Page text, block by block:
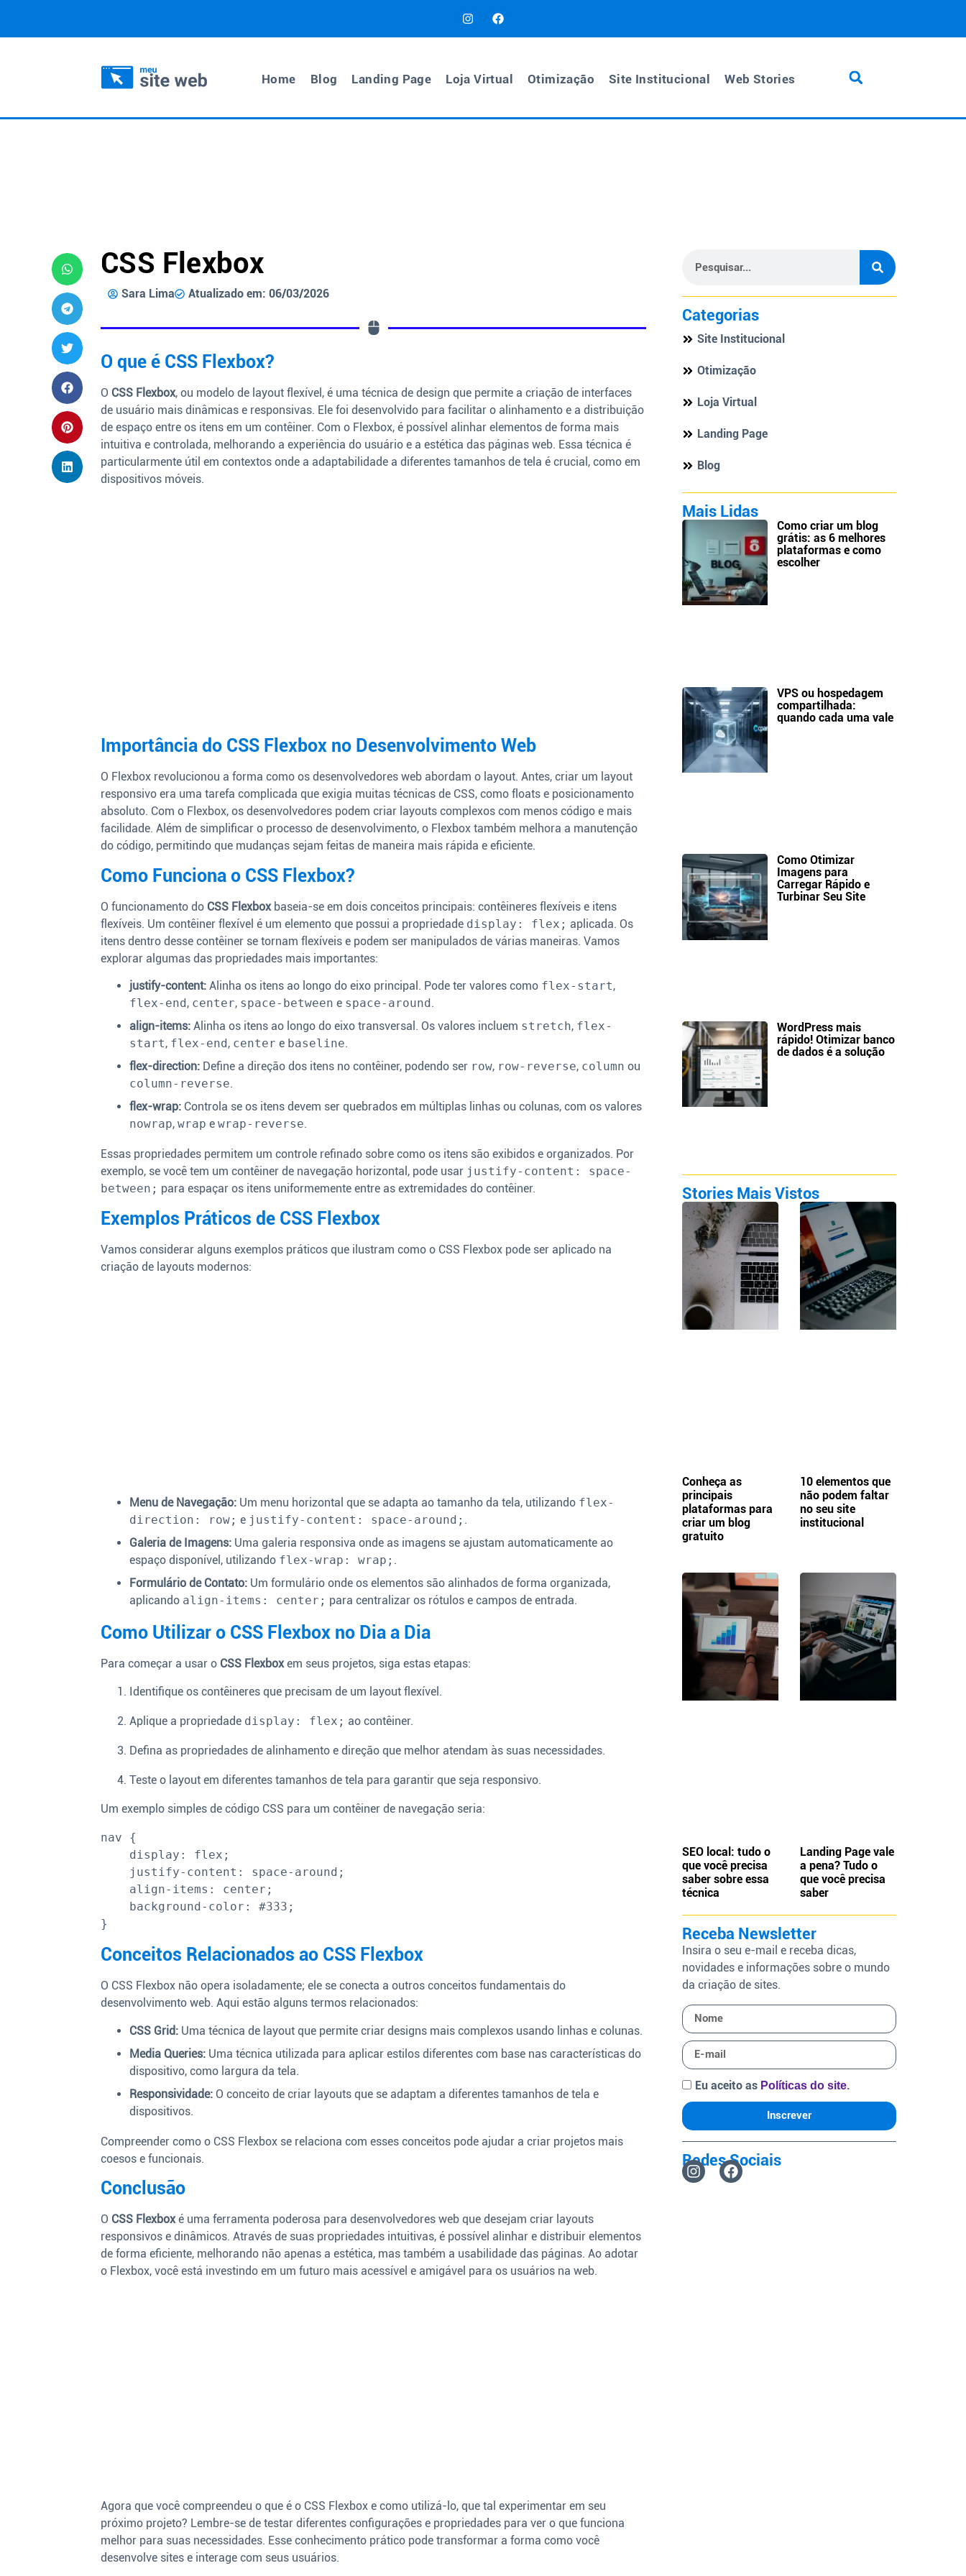
Home Blog Landing Page Loja Virtual Otimização Site Institucional Web Stories
CSS Flexbox
Sara Lima Atualizado em: 06/03/2026
O que é CSS Flexbox?
O CSS Flexbox, ou modelo de layout flexível, é uma técnica de design que permite a criação de interfaces
de usuário mais dinâmicas e responsivas. Ele foi desenvolvido para facilitar o alinhamento e a distribuição
de espaço entre os itens em um contêiner. Com o Flexbox, é possível alinhar elementos de forma mais
intuitiva e controlada, melhorando a experiência do usuário e a estética das páginas web. Essa técnica é
particularmente útil em contextos onde a adaptabilidade a diferentes tamanhos de tela é crucial, como em
dispositivos móveis.
Importância do CSS Flexbox no Desenvolvimento Web
O Flexbox revolucionou a forma como os desenvolvedores web abordam o layout. Antes, criar um layout
responsivo era uma tarefa complicada que exigia muitas técnicas de CSS, como floats e posicionamento
absoluto. Com o Flexbox, os desenvolvedores podem criar layouts complexos com menos código e mais
facilidade. Além de simplificar o processo de desenvolvimento, o Flexbox também melhora a manutenção
do código, permitindo que mudanças sejam feitas de maneira mais rápida e eficiente.
Como Funciona o CSS Flexbox?
O funcionamento do CSS Flexboxbaseia-se em dois conceitos principais: contêineres flexíveis e itens
flexíveis. Um contêiner flexível é um elemento que possui a propriedade display: flex; aplicada. Os
itens dentro desse contêiner se tornam flexíveis e podem ser manipulados de várias maneiras. Vamos
explorar algumas das propriedades mais importantes:
justify-content: Alinha os itens ao longo do eixo principal. Pode ter valores como flex-start,
flex-end , center, space-between e space-around .
align-items: Alinha os itens ao longo do eixo transversal. Os valores incluem stretch, flex-
start, flex-end , center e baseline.
flex-direction: Define a direção dos itens no contêiner, podendo ser row, row-reverse, column ou
column-reverse.
flex-wrap: Controla se os itens devem ser quebrados em múltiplas linhas ou colunas, com os valores
nowrap,wrap ewrap-reverse.
Essas propriedades permitem um controle refinado sobre como os itens são exibidos e organizados. Por
exemplo, se você tem um contêiner de navegação horizontal, pode usar justify-content: space-
between; para espaçar os itens uniformemente entre as extremidades do contêiner.
Exemplos Práticos de CSS Flexbox
Vamos considerar alguns exemplos práticos que ilustram como o CSS Flexbox pode ser aplicado na
criação de layouts modernos:
Menu de Navegação: Um menu horizontal que se adapta ao tamanho da tela, utilizando flex-
direction: row; e justify-content: space-around; .
Galeria de Imagens: Uma galeria responsiva onde as imagens se ajustam automaticamente ao
espaço disponível, utilizando flex-wrap: wrap; .
Formulário de Contato: Um formulário onde os elementos são alinhados de forma organizada,
aplicando align-items: center; para centralizar os rótulos e campos de entrada.
Como Utilizar o CSS Flexbox no Dia a Dia
Para começar a usar o CSS Flexboxem seus projetos, siga estas etapas:
Identifique os contêineres que precisam de um layout flexível.
Aplique a propriedade display: flex; ao contêiner.
Defina as propriedades de alinhamento e direção que melhor atendam às suas necessidades.
Teste o layout em diferentes tamanhos de tela para garantir que seja responsivo.
Um exemplo simples de código CSS para um contêiner de navegação seria:
nav {
Conceitos Relacionados ao CSS Flexbox
O CSS Flexbox não opera isoladamente; ele se conecta a outros conceitos fundamentais do
desenvolvimento web. Aqui estão alguns termos relacionados:
CSS Grid: Uma técnica de layout que permite criar designs mais complexos usando linhas e colunas.
Media Queries: Uma técnica utilizada para aplicar estilos diferentes com base nas características do
dispositivo, como largura da tela.
Responsividade: O conceito de criar layouts que se adaptam a diferentes tamanhos de tela e
dispositivos.
Compreender como o CSS Flexbox se relaciona com esses conceitos pode ajudar a criar projetos mais
coesos e funcionais.
Conclusão
O CSS Flexboxé uma ferramenta poderosa para desenvolvedores web que desejam criar layouts
responsivos e dinâmicos. Através de suas propriedades intuitivas, é possível alinhar e distribuir elementos
de forma eficiente, melhorando não apenas a estética, mas também a usabilidade das páginas. Ao adotar
o Flexbox, você está investindo em um futuro mais acessível e amigável para os usuários na web.
Agora que você compreendeu o que é o CSS Flexbox e como utilizá-lo, que tal experimentar em seu
próximo projeto? Lembre-se de testar diferentes configurações e propriedades para ver o que funciona
melhor para suas necessidades. Esse conhecimento prático pode transformar a forma como você
desenvolve sites e interage com seus usuários.
Categorias
Site Institucional
Otimização
Loja Virtual
Landing Page
Blog
Mais Lidas
Como criar um blog
grátis: as 6 melhores
plataformas e como
escolher
VPS ou hospedagem
compartilhada:
quando cada uma vale
Como Otimizar
Imagens para
Carregar Rápido e
Turbinar Seu Site
WordPress mais
rápido! Otimizar banco
de dados é a solução
Stories Mais Vistos
Conheça as
principais
plataformas para
criar um blog
gratuito
10 elementos que
não podem faltar
no seu site
institucional
SEO local: tudo o
que você precisa
saber sobre essa
técnica
Landing Page vale
a pena? Tudo o
que você precisa
saber
Receba Newsletter
Insira o seu e-mail e receba dicas,
novidades e informações sobre o mundo
da criação de sites.
Eu aceito as Políticas do site.
Inscrever
Redes Sociais